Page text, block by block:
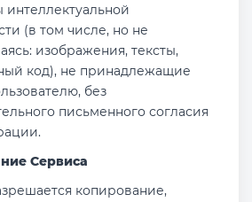
интеллектуальной
(в том числе, но не
изображения, тексты,
код), не принадлежащие
без
письменного согласия
Сервиса
копирование,